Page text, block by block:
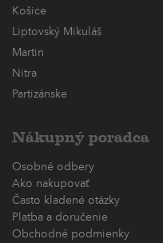
Košice
Liptovský Mikuláš
Martin
Nitra
Partizánske
Nákupný poradca
Osobné odbery
Ako nakupovať
Často kladené otázky
Platba a doručenie
Obchodné podmienky